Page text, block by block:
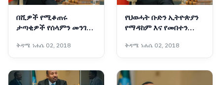
በሺዎች የሚቆጠሩ
ታጣቂዎች የሰላምን መንገድ
እየተቀላቀሉ ነው - ጠቅላይ
ሚኒስትር ዐቢይ አሕመድ
(ዶ/ር)
ቅዳሜ ነሐሴ 02, 2018
የህወሓት ቡድን ኢትዮጵያን
የማዳከም እና የመበተን
ጠላቶች መሳሪያ በመሆን
እያገለገለ ይገኛል - ጠቅላይ
ሚኒስትር ዐቢይ አሕመድ
(ዶ/ር)
ቅዳሜ ነሐሴ 02, 2018